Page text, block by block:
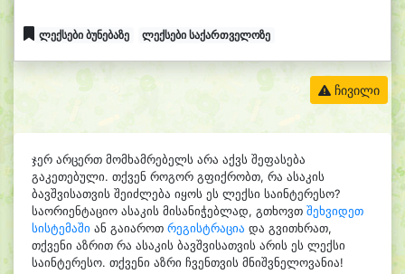
ლექსები ბუნებაზე ლექსები საქართველოზე
ჩივილი
ჯერ არცერთ მომხამრებელს არა აქვს შეფასება
გაკეთებული. თქვენ როგორ გფიქრობთ, რა ასაკის
ბავშვისათვის შეიძლება იყოს ეს ლექსი საინტერესო?
საორიენტაციო ასაკის მისანიჭებლად, გთხოვთ შეხვიდეთ
სისტემაში ან გაიაროთ რეგისტრაცია და გვითხრათ,
თქვენი აზრით რა ასაკის ბავშვისათვის არის ეს ლექსი
საინტერესო. თქვენი აზრი ჩვენთვის მნიშვნელოვანია!